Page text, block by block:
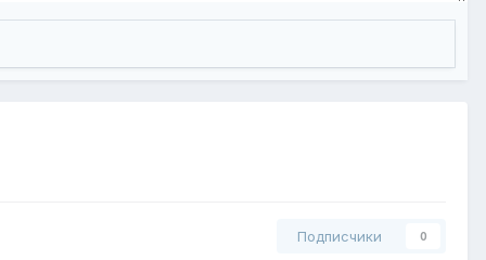
Подписчики 0